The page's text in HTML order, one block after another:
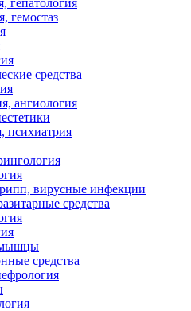
гепатология
гемостаз
средства
ангиология
психиатрия
вирусные инфекции
средства
средства